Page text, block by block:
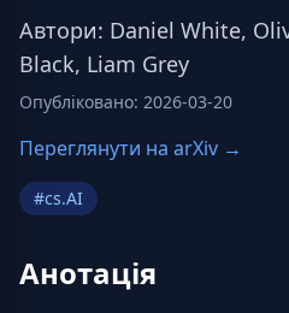
Автори: Daniel White,
Black, Liam Grey
Опубліковано: 2026-03-20
Переглянути на arXiv →
#cs.AI
Анотація